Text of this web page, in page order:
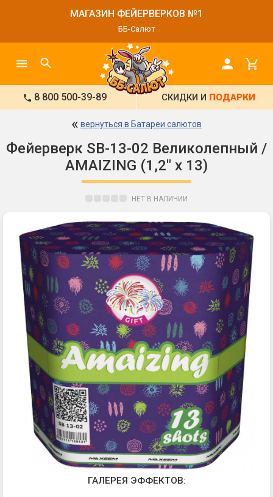
МАГАЗИН ФЕЙЕРВЕРКОВ №1
ББ-Салют
8 800 500-39-89 СКИДКИ И ПОДАРКИ
« вернуться в Батареи салютов
Фейерверк SB-13-02 Великолепный /
AMAIZING (1,2" х 13)
НЕТ В НАЛИЧИИ
ГАЛЕРЕЯ ЭФФЕКТОВ: